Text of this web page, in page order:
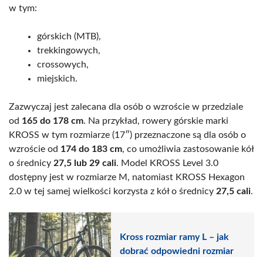
w tym:
górskich (MTB),
trekkingowych,
crossowych,
miejskich.
Zazwyczaj jest zalecana dla osób o wzroście w przedziale
od 165 do 178 cm. Na przykład, rowery górskie marki
KROSS w tym rozmiarze (17″) przeznaczone są dla osób o
wzroście od 174 do 183 cm, co umożliwia zastosowanie kół
o średnicy 27,5 lub 29 cali. Model KROSS Level 3.0
dostępny jest w rozmiarze M, natomiast KROSS Hexagon
2.0 w tej samej wielkości korzysta z kół o średnicy 27,5 cali.
Kross rozmiar ramy L – jak
dobrać odpowiedni rozmiar